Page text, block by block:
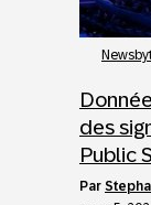
des
Public
par